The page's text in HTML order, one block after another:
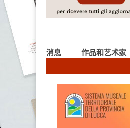
消息 作品和艺术家